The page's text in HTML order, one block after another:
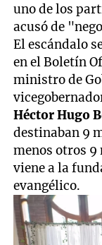
uno de los
acusó de
El escándalo
en el Boletín
ministro de
Héctor Hugo
destinaban 9
menos otros 9
viene a la
evangélico.